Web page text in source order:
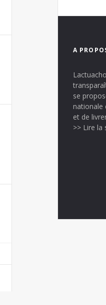
A
se
nationale
et de
>> Lire la